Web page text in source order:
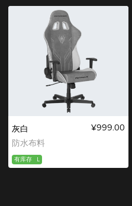
灰白
防水布料
¥999.00
有库存 L